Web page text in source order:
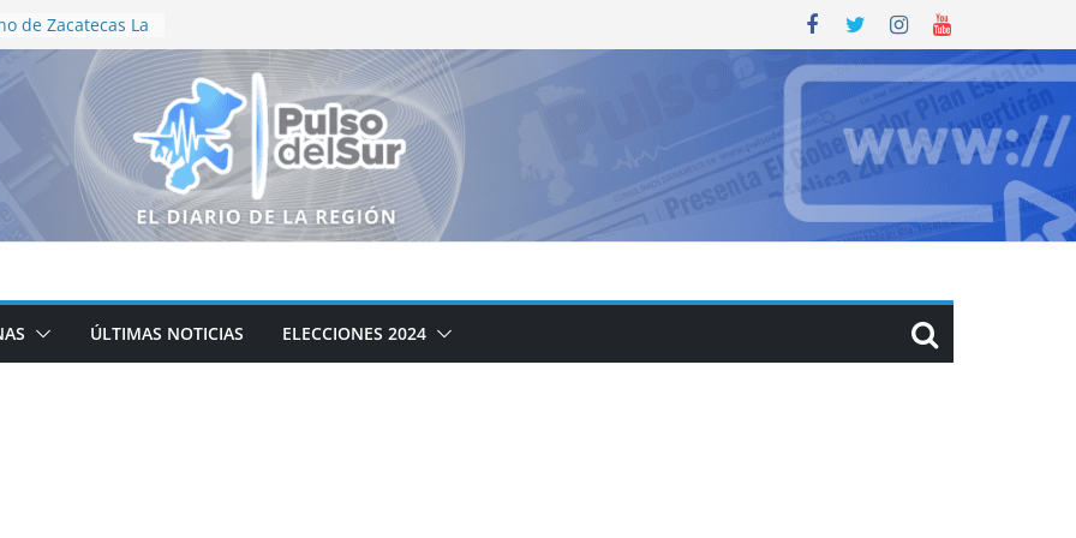
de Zacatecas La
Motociclismo
recorren el
en
en vida
Aguascalientes
en
zacatecano
de la cocina
DIF
ÚLTIMAS NOTICIAS ELECCIONES 2024